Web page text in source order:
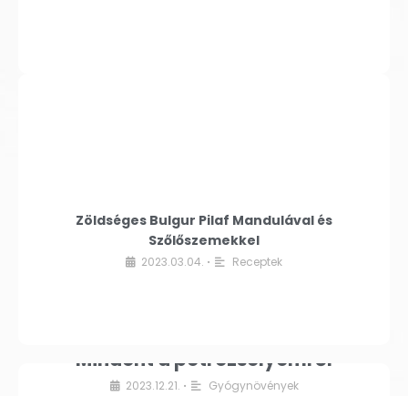
Zöldséges Bulgur Pilaf Mandulával és
Szőlőszemekkel
2023.03.04. • Receptek
Mindent a petrezselyemről
2023.12.21. • Gyógynövények